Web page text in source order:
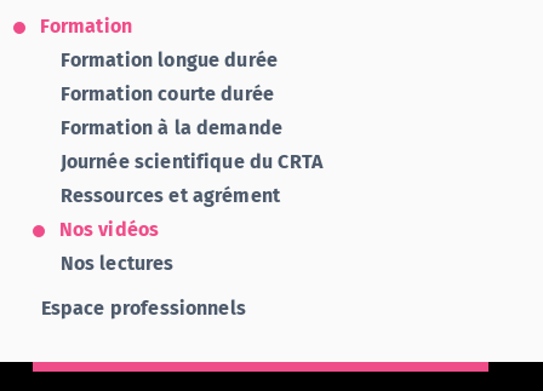
Formation
Formation longue durée
Formation courte durée
Formation à la demande
Journée scientifique du CRTA
Ressources et agrément
Nos vidéos
Nos lectures
Espace professionnels